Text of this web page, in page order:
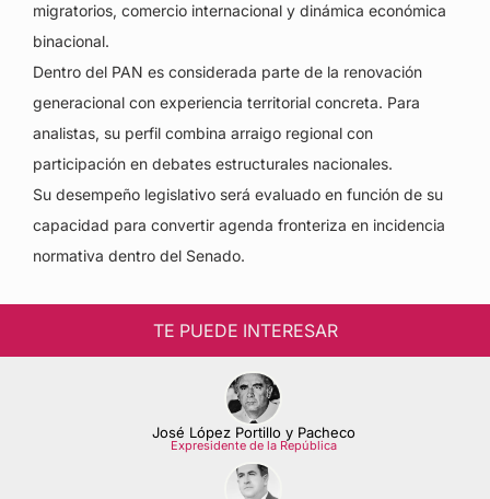
migratorios, comercio internacional y dinámica económica
binacional.
Dentro del PAN es considerada parte de la renovación
generacional con experiencia territorial concreta. Para
analistas, su perfil combina arraigo regional con
participación en debates estructurales nacionales.
Su desempeño legislativo será evaluado en función de su
capacidad para convertir agenda fronteriza en incidencia
normativa dentro del Senado.
TE PUEDE INTERESAR
José López Portillo y Pacheco
Expresidente de la República